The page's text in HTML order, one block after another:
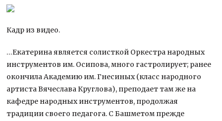
Кадр из видео.
…Екатерина является солисткой Оркестра народных
инструментов им. Осипова, много гастролирует; ранее
окончила Академию им. Гнесиных (класс народного
артиста Вячеслава Круглова), преподает там же на
кафедре народных инструментов, продолжая
традиции своего педагога. С Башметом прежде